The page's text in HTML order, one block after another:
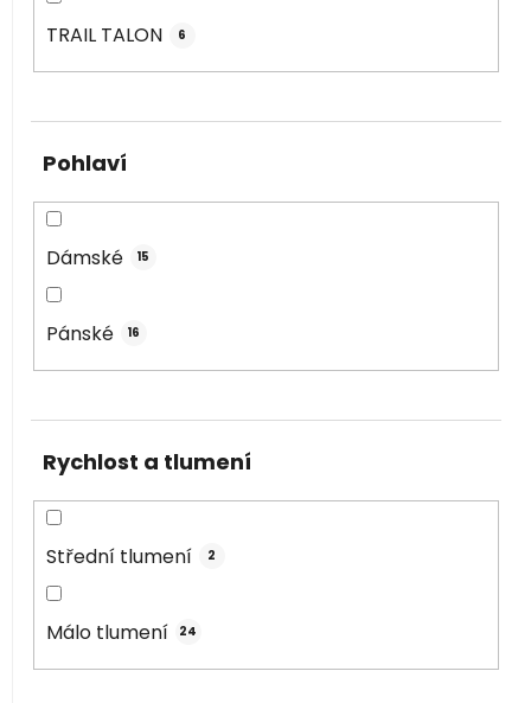
TRAIL TALON 6
Pohlaví
Dámské 15
Pánské 16
Rychlost a tlumení
Střední tlumení 2
Málo tlumení 24